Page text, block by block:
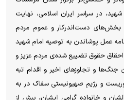
در سراسر ایران اسلامی، نهایت
بخش‌های دست‌اندرکار و عموم مردم
عمل پوشاندن به توصیه امام شهید
احقاق حقوق تضییع شده‌ی مردم عزیز و
جنگ‌ها و تجاوز‌های اخیر و اقدام تبه
و رژیم صهیونیستی سفاک در به
و خانواده گرامی ایشان، بیش از